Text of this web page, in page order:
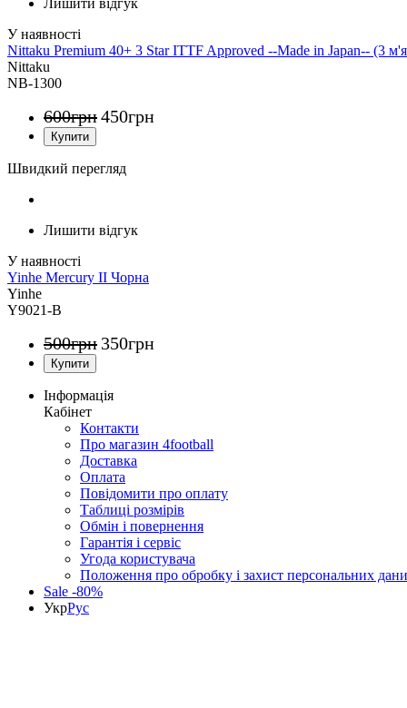
Лишити відгук
Nittaku Premium 40+ 3 Star ITTF Approved --Made in Japan-- (3
Nittaku
NB-1300
600грн450грн
Швидкий перегляд
Лишити відгук
Yinhe Mercury II Чорна
Yinhe
Y9021-B
500грн 350грн
Інформація
Кабінет
Контакти
Про магазин 4football
Доставка
Оплата
Повідомити про оплату
Таблиці розмірів
Обмін і повернення
Гарантія і сервіс
Угода користувача
Положення про обробку і захист персональних
Sale -80%
УкрРус